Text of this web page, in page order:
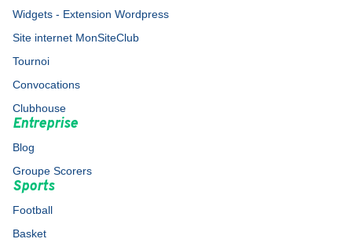
Widgets - Extension Wordpress
Site internet MonSiteClub
Tournoi
Convocations
Clubhouse
Entreprise
Blog
Groupe Scorers
Sports
Football
Basket